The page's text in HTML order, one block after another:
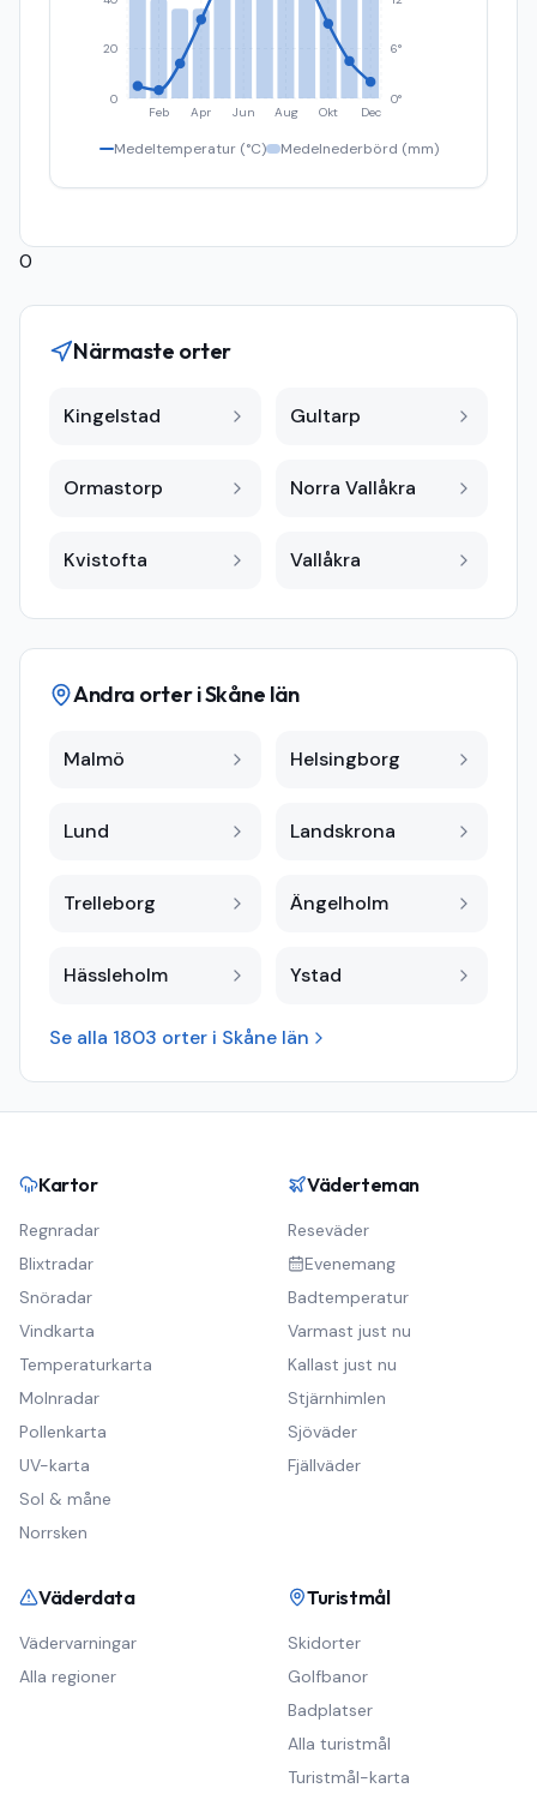
Feb Apr Jun Aug Okt Dec
0
20
0°
6°
Medeltemperatur (°C) Medelnederbörd (mm)
0
Närmaste orter
Kingelstad Gultarp
Ormastorp Norra Vallåkra
Kvistofta Vallåkra
Andra orter iSkåne län
Malmö Helsingborg
Lund Landskrona
Trelleborg Ängelholm
Hässleholm Ystad
Se alla 1803 orter i Skåne län
Kartor
Regnradar
Blixtradar
Snöradar
Vindkarta
Temperaturkarta
Molnradar
Pollenkarta
UV-karta
Sol & måne
Norrsken
Väderteman
Reseväder
Evenemang
Badtemperatur
Varmast just nu
Kallast just nu
Stjärnhimlen
Sjöväder
Fjällväder
Väderdata
Vädervarningar
Alla regioner
Turistmål
Skidorter
Golfbanor
Badplatser
Alla turistmål
Turistmål-karta